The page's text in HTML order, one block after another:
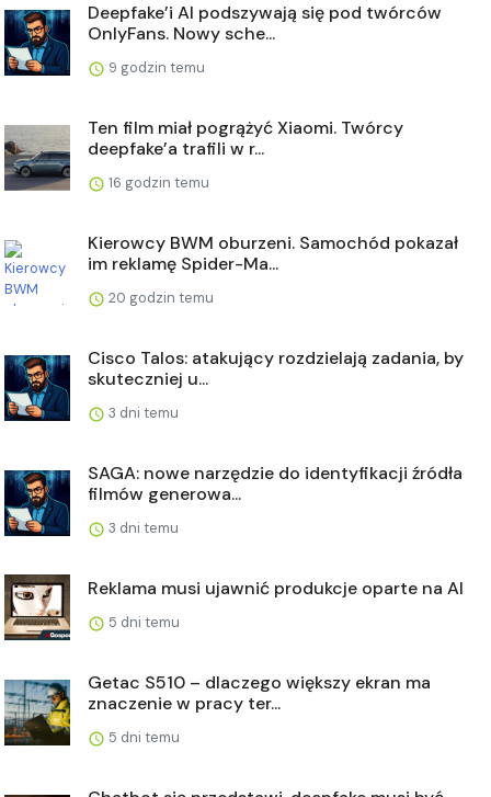
Deepfake’i AI podszywają się pod twórców
OnlyFans. Nowy sche...
9 godzin temu
Ten film miał pogrążyć Xiaomi. Twórcy
deepfake’a trafili w r...
16 godzin temu
Kierowcy BWM oburzeni. Samochód pokazał
im reklamę Spider-Ma...
20 godzin temu
Cisco Talos: atakujący rozdzielają zadania, by
skuteczniej u...
3 dni temu
SAGA: nowe narzędzie do identyfikacji źródła
filmów generowa...
3 dni temu
Reklama musi ujawnić produkcje oparte na AI
5 dni temu
Getac S510 – dlaczego większy ekran ma
znaczenie w pracy ter...
5 dni temu